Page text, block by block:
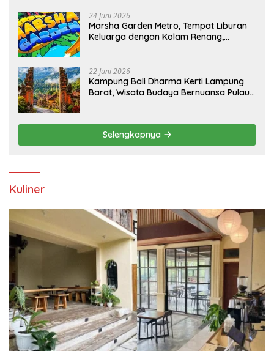
24 Juni 2026
Marsha Garden Metro, Tempat Liburan
Keluarga dengan Kolam Renang,
22 Juni 2026
Kampung Bali Dharma Kerti Lampung
Barat, Wisata Budaya Bernuansa Pulau
Selengkapnya
Kuliner